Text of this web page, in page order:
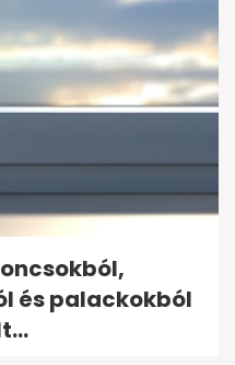
és palackokból